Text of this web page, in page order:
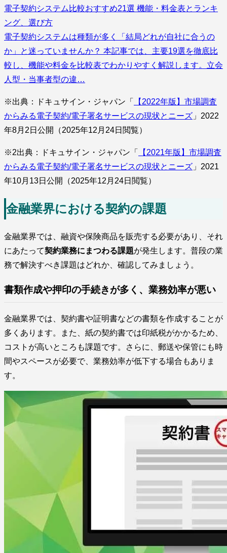
電子契約システム比較おすすめ21選 機能・料金表とランキ
ング、選び方
電子契約システムは種類が多く「結局どれが自社に合うの
か」と迷っていませんか？ 本記事では、主要19選を徹底比
較し、機能や料金を比較表でわかりやすく解説します。立会
人型・当事者型の違…
※出典：ドキュサイン・ジャパン「
【2022年版】市場調査
からみる電子契約/電子署名サービスの現状とニーズ 」2022
年8月2日公開（2025年12月24日閲覧）
※2出典：ドキュサイン・ジャパン「
【2021年版】市場調査
からみる電子契約/電子署名サービスの現状とニーズ 」2021
年10月13日公開（2025年12月24日閲覧）
金融業界における契約の課題
金融業界では、融資や保険商品を販売する必要があり、それ
にあたって契約業務にまつわる課題が発生します。普段の業
務で解決すべき課題はどれか、確認してみましょう。
書類作成や押印の手続きが多く、業務効率が悪い
金融業界では、契約書や証明書などの書類を作成することが
多くあります。また、紙の契約書では印紙税がかかるため、
コストが高いところも課題です。さらに、郵送や保管にも時
間やスペースが必要で、業務効率が低下する場合もありま
す。